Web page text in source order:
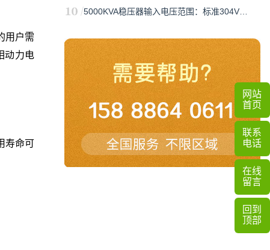
5000KVA稳压器输入电压范围：标准304V…
用户需
动力电
寿命可
网站
首页
联系
电话
在线
留言
回到
顶部